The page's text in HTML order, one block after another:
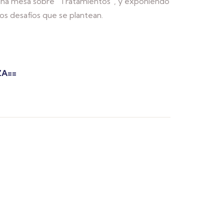
desafíos que se plantean.